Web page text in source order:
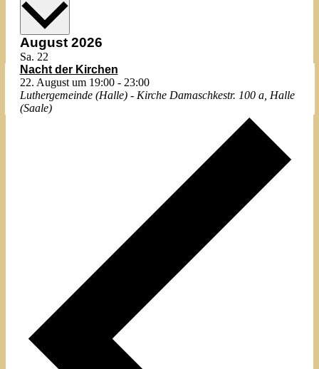
August 2026
Sa. 22
Nacht der Kirchen
22. August um 19:00- 23:00
Luthergemeinde (Halle) - Kirche Damaschkestr. 100 a, Halle
(Saale)